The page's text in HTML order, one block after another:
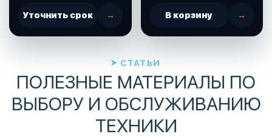
Уточнить срок → В корзину →
СТАТЬИ
ПОЛЕЗНЫЕ МАТЕРИАЛЫ ПО
ВЫБОРУ И ОБСЛУЖИВАНИЮ
ТЕХНИКИ